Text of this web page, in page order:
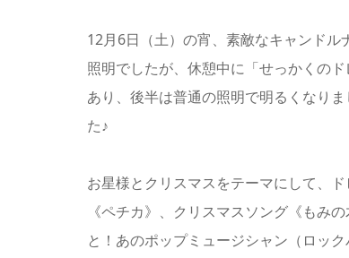
12月6日（土）の宵、素敵なキャンド
照明でしたが、休憩中に「せっかくの
あり、後半は普通の照明で明るくなり
た♪
お星様とクリスマスをテーマにして、
《ペチカ》、クリスマスソング《もみ
と！あのポップミュージシャン（ロッ